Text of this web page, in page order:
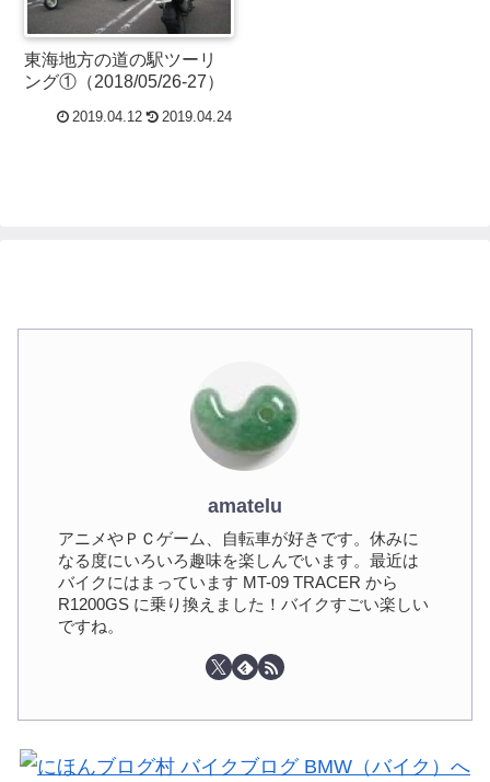
東海地方の道の駅ツーリ
ング①（2018/05/26-27）
2019.04.12 2019.04.24
amatelu
アニメやＰＣゲーム、自転車が好きです。休みに
なる度にいろいろ趣味を楽しんでいます。最近は
バイクにはまっています MT-09 TRACER から
R1200GS に乗り換えました！バイクすごい楽しい
ですね。